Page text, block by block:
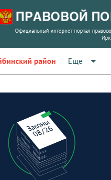
Официальный интернет-портал
район Еще arrow_drop_down